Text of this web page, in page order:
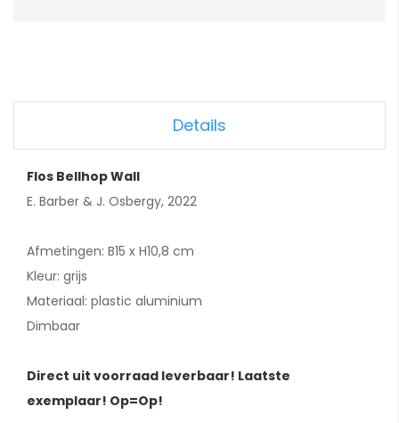
Details
Flos Bellhop Wall
E. Barber & J. Osbergy, 2022
Afmetingen: B15 x H10,8 cm
Kleur: grijs
Materiaal: plastic aluminium
Dimbaar
Direct uit voorraad leverbaar! Laatste
exemplaar! Op=Op!